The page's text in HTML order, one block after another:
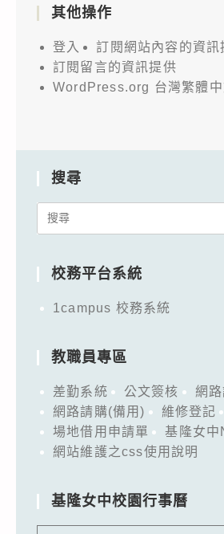
其他操作
登入
訂閱網站內容的資訊
訂閱留言的資訊提供
WordPress.org 台灣繁體
搜尋
Search
校務平台系統
1campus 校務系統
教職員專區
差勤系統 公文簽核
網
網路請購(備用)
維修登記
場地借用申請單
基隆女
網站維護之css使用說明
基隆女中校園行事曆